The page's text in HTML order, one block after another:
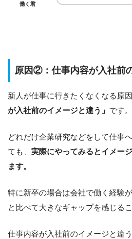
働く君
原因②：仕事内容が入社前
新人が仕事に行きたくなくなる原因
が入社前のイメージと違う」 です。
どれだけ企業研究などをして仕事
ても、 実際にやってみるとイメー
ます。
特に新卒の場合は会社で働く経験
と比べて大きなギャップを感じる
仕事内容が入社前のイメージと違